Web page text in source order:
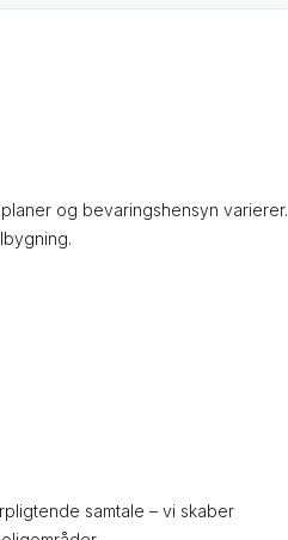
og bevaringshensyn varierer.
samtale – vi skaber